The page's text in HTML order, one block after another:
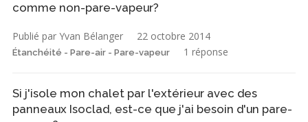
comme non-pare-vapeur?
Publié par Yvan Bélanger 22 octobre 2014
Étanchéité - Pare-air - Pare-vapeur 1 réponse
Si j'isole mon chalet par l'extérieur avec des
panneaux Isoclad, est-ce que j'ai besoin d'un pare-